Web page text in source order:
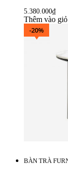
5.380.000₫
Thêm vào
-20%
BÀN TRÀ